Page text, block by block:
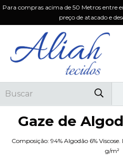
Para compras acima de 50 Metros entre
preço de atacado e
Gaze de
Composição: 94% Algodão 6%
g/m²